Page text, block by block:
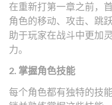
在重新打第一章之前，
角色的移动、攻击、跳
助于玩家在战斗中更加
力。
2. 掌握角色技能
每个角色都有独特的技